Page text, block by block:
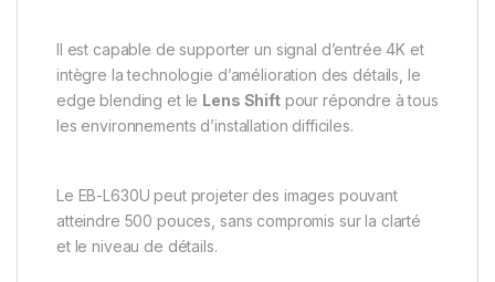
Il est capable de supporter un signal d’entrée 4K et
intègre la technologie d’amélioration des détails, le
edge blending et le Lens Shiftpour répondre à tous
les environnements d’installation difficiles.
Le EB-L630U peut projeter des images pouvant
atteindre 500 pouces, sans compromis sur la clarté
et le niveau de détails.